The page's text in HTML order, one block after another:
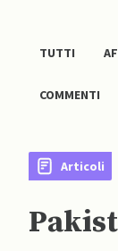
TUTTI
COMMENTI
Articoli